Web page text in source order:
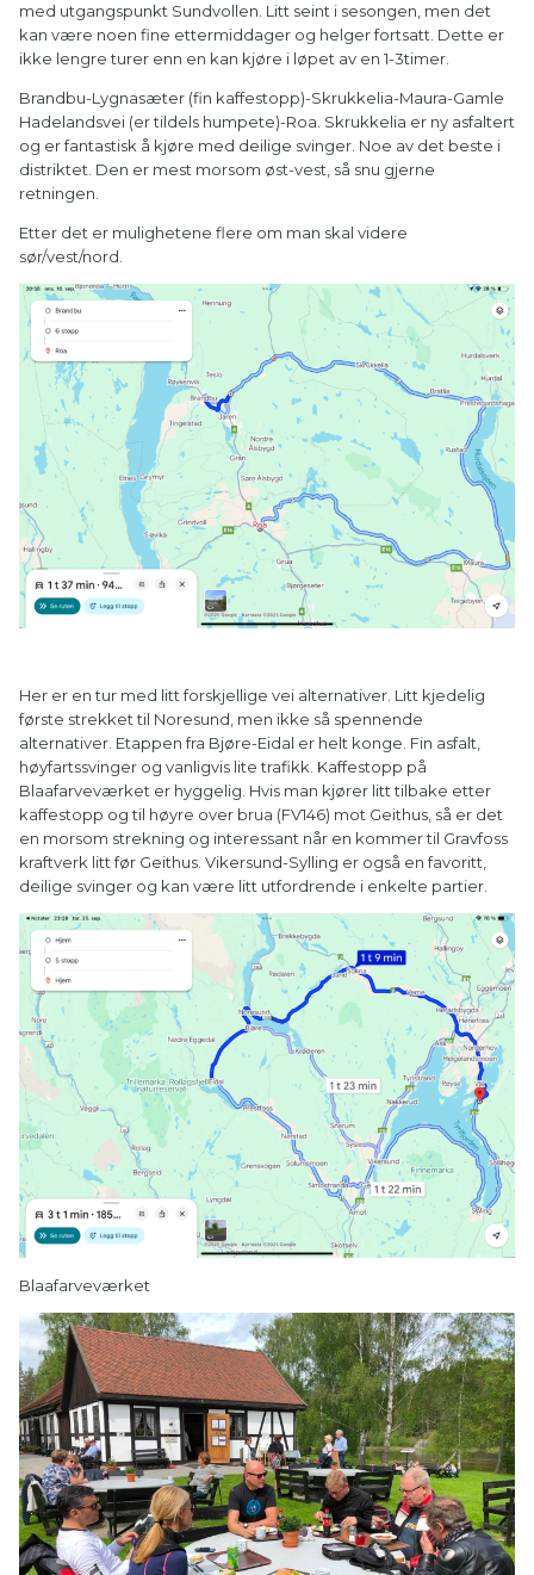
med utgangspunkt Sundvollen. Litt seint i sesongen, men det
kan være noen fine ettermiddager og helger fortsatt. Dette er
ikke lengre turer enn en kan kjøre i løpet av en 1-3timer.
Brandbu-Lygnasæter (fin kaffestopp)-Skrukkelia-Maura-Gamle
Hadelandsvei (er tildels humpete)-Roa. Skrukkelia er ny asfaltert
og er fantastisk å kjøre med deilige svinger. Noe av det beste i
distriktet. Den er mest morsom øst-vest, så snu gjerne
retningen.
Etter det er mulighetene flere om man skal videre
sør/vest/nord.
Her er en tur med litt forskjellige vei alternativer. Litt kjedelig
første strekket til Noresund, men ikke så spennende
alternativer. Etappen fra Bjøre-Eidal er helt konge. Fin asfalt,
høyfartssvinger og vanligvis lite trafikk. Kaffestopp på
Blaafarveværket er hyggelig. Hvis man kjører litt tilbake etter
kaffestopp og til høyre over brua (FV146) mot Geithus, så er det
en morsom strekning og interessant når en kommer til Gravfoss
kraftverk litt før Geithus. Vikersund-Sylling er også en favoritt,
deilige svinger og kan være litt utfordrende i enkelte partier.
Blaafarveværket